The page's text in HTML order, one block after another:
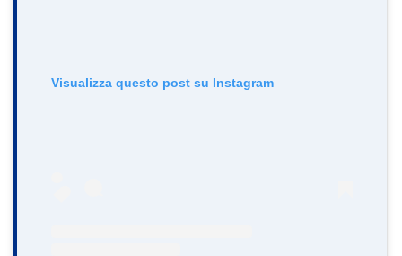
Visualizza questo post su Instagram